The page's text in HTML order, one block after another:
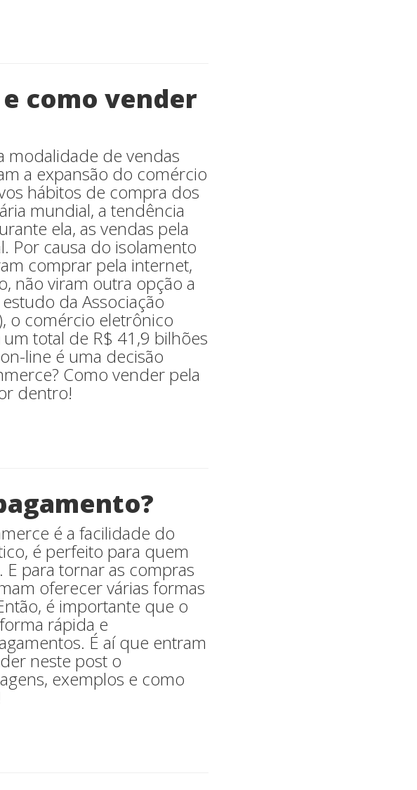
como vender
modalidade de vendas
a expansão do comércio
hábitos de compra dos
mundial, a tendência
ela, as vendas pela
Por causa do isolamento
comprar pela internet,
não viram outra opção a
da Associação
o comércio eletrônico
total de R$ 41,9 bilhões
line é uma decisão
Como vender pela
dentro!
é a facilidade do
é perfeito para quem
para tornar as compras
oferecer várias formas
é importante que o
rápida e
É aí que entram
neste post o
exemplos e como